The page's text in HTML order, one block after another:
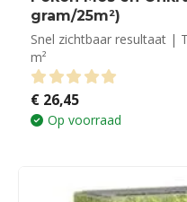
gram/25m²)
Snel zichtbaar resultaat |
m²
0 out of 5
€ 26,45
Op voorraad